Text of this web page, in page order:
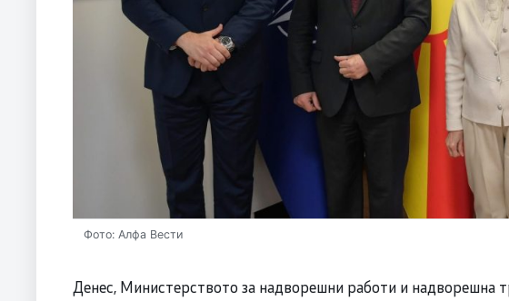
Фото: Алфа Вести
Денес, Министерството за надворешни работи и надворешна